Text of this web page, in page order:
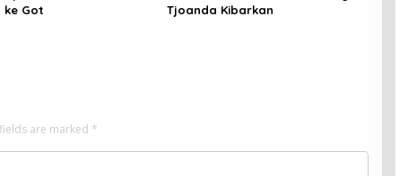
ke Got
Tjoanda Kibarkan
are marked *